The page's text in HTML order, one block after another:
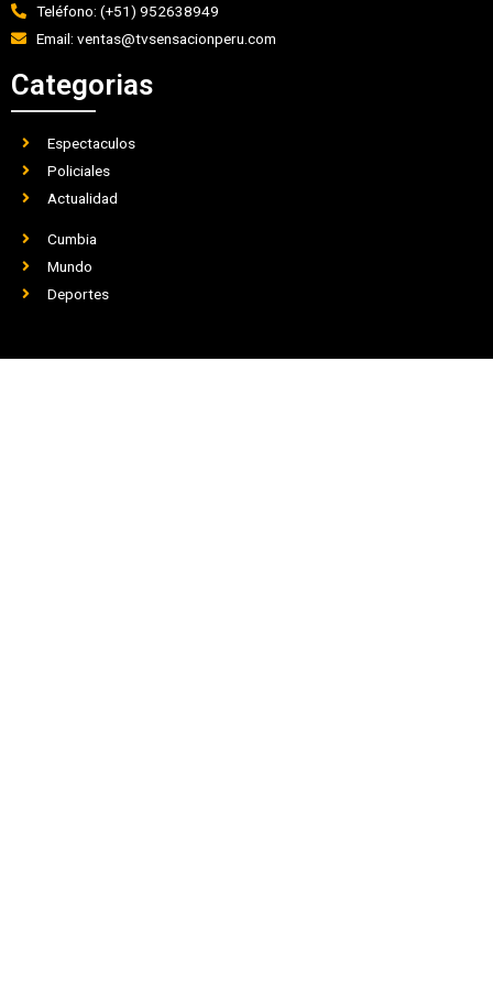
Teléfono: (+51) 952638949
Email: ventas@tvsensacionperu.com
Categorias
Espectaculos
Policiales
Actualidad
Cumbia
Mundo
Deportes